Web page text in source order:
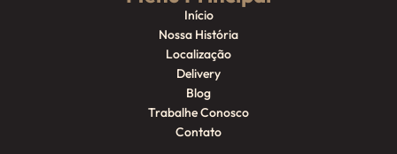
Início
Nossa História
Localização
Delivery
Blog
Trabalhe Conosco
Contato